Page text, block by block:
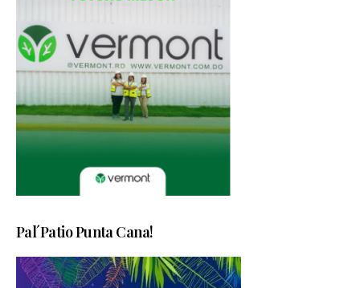
Pal´Patio Punta Cana!